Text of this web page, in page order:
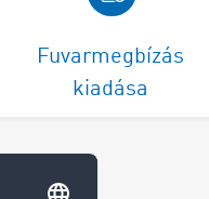
Fuvarmegbízás
kiadása